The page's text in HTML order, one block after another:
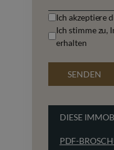
Ich akzeptiere
Ich stimme zu,
erhalten
SENDEN
DIESE
PDF-